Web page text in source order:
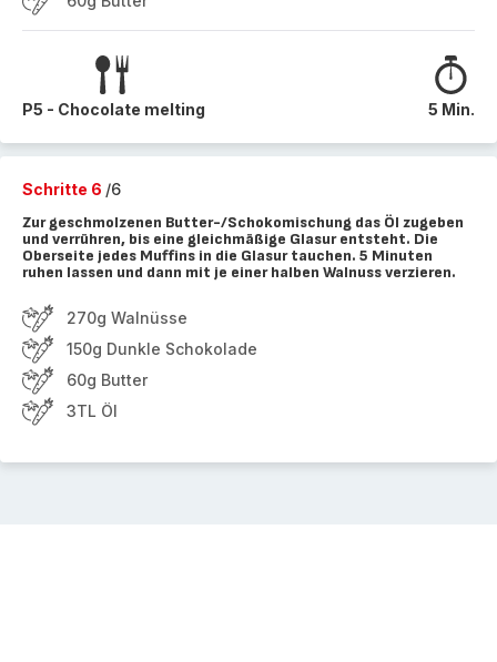
P5 - Chocolate melting 5 Min.
Schritte 6 /6
Zur geschmolzenen Butter-/Schokomischung das Öl zugeben
und verrühren, bis eine gleichmäßige Glasur entsteht. Die
Oberseite jedes Muffins in die Glasur tauchen. 5 Minuten
ruhen lassen und dann mit je einer halben Walnuss verzieren.
270g Walnüsse
150g Dunkle Schokolade
60g Butter
3TL Öl